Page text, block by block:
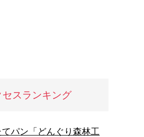
セスランキング
パン「どんぐり森林工